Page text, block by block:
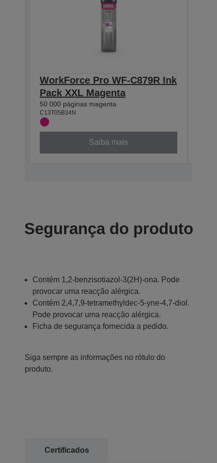
WorkForce Pro WF-C879R Ink
Pack XXL Magenta
50 000 páginas magenta
C13T05B34N
Saiba mais
Segurança do produto
Contém 1,2-benzisotiazol-3(2H)-ona. Pode
provocar uma reacção alérgica.
Contém 2,4,7,9-tetramethyldec-5-yne-4,7-diol.
Pode provocar uma reacção alérgica.
Ficha de segurança fornecida a pedido.
Siga sempre as informações no rótulo do
produto.
Certificados